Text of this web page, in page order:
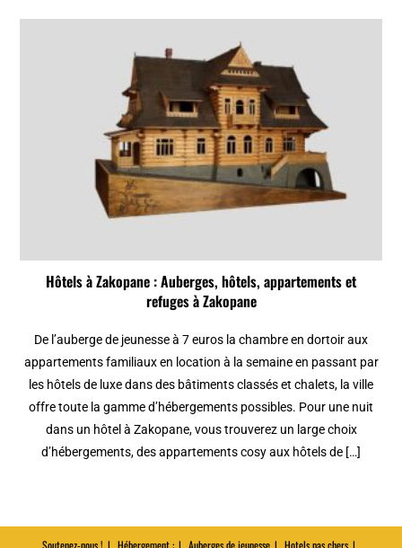
Hôtels à Zakopane : Auberges, hôtels, appartements et
refuges à Zakopane
De l’auberge de jeunesse à 7 euros la chambre en dortoir aux
appartements familiaux en location à la semaine en passant par
les hôtels de luxe dans des bâtiments classés et chalets, la ville
offre toute la gamme d’hébergements possibles. Pour une nuit
dans un hôtel à Zakopane, vous trouverez un large choix
d’hébergements, des appartements cosy aux hôtels de […]
Soutenez-nous ! Hébergement : Auberges de jeunesse Hotels pas chers